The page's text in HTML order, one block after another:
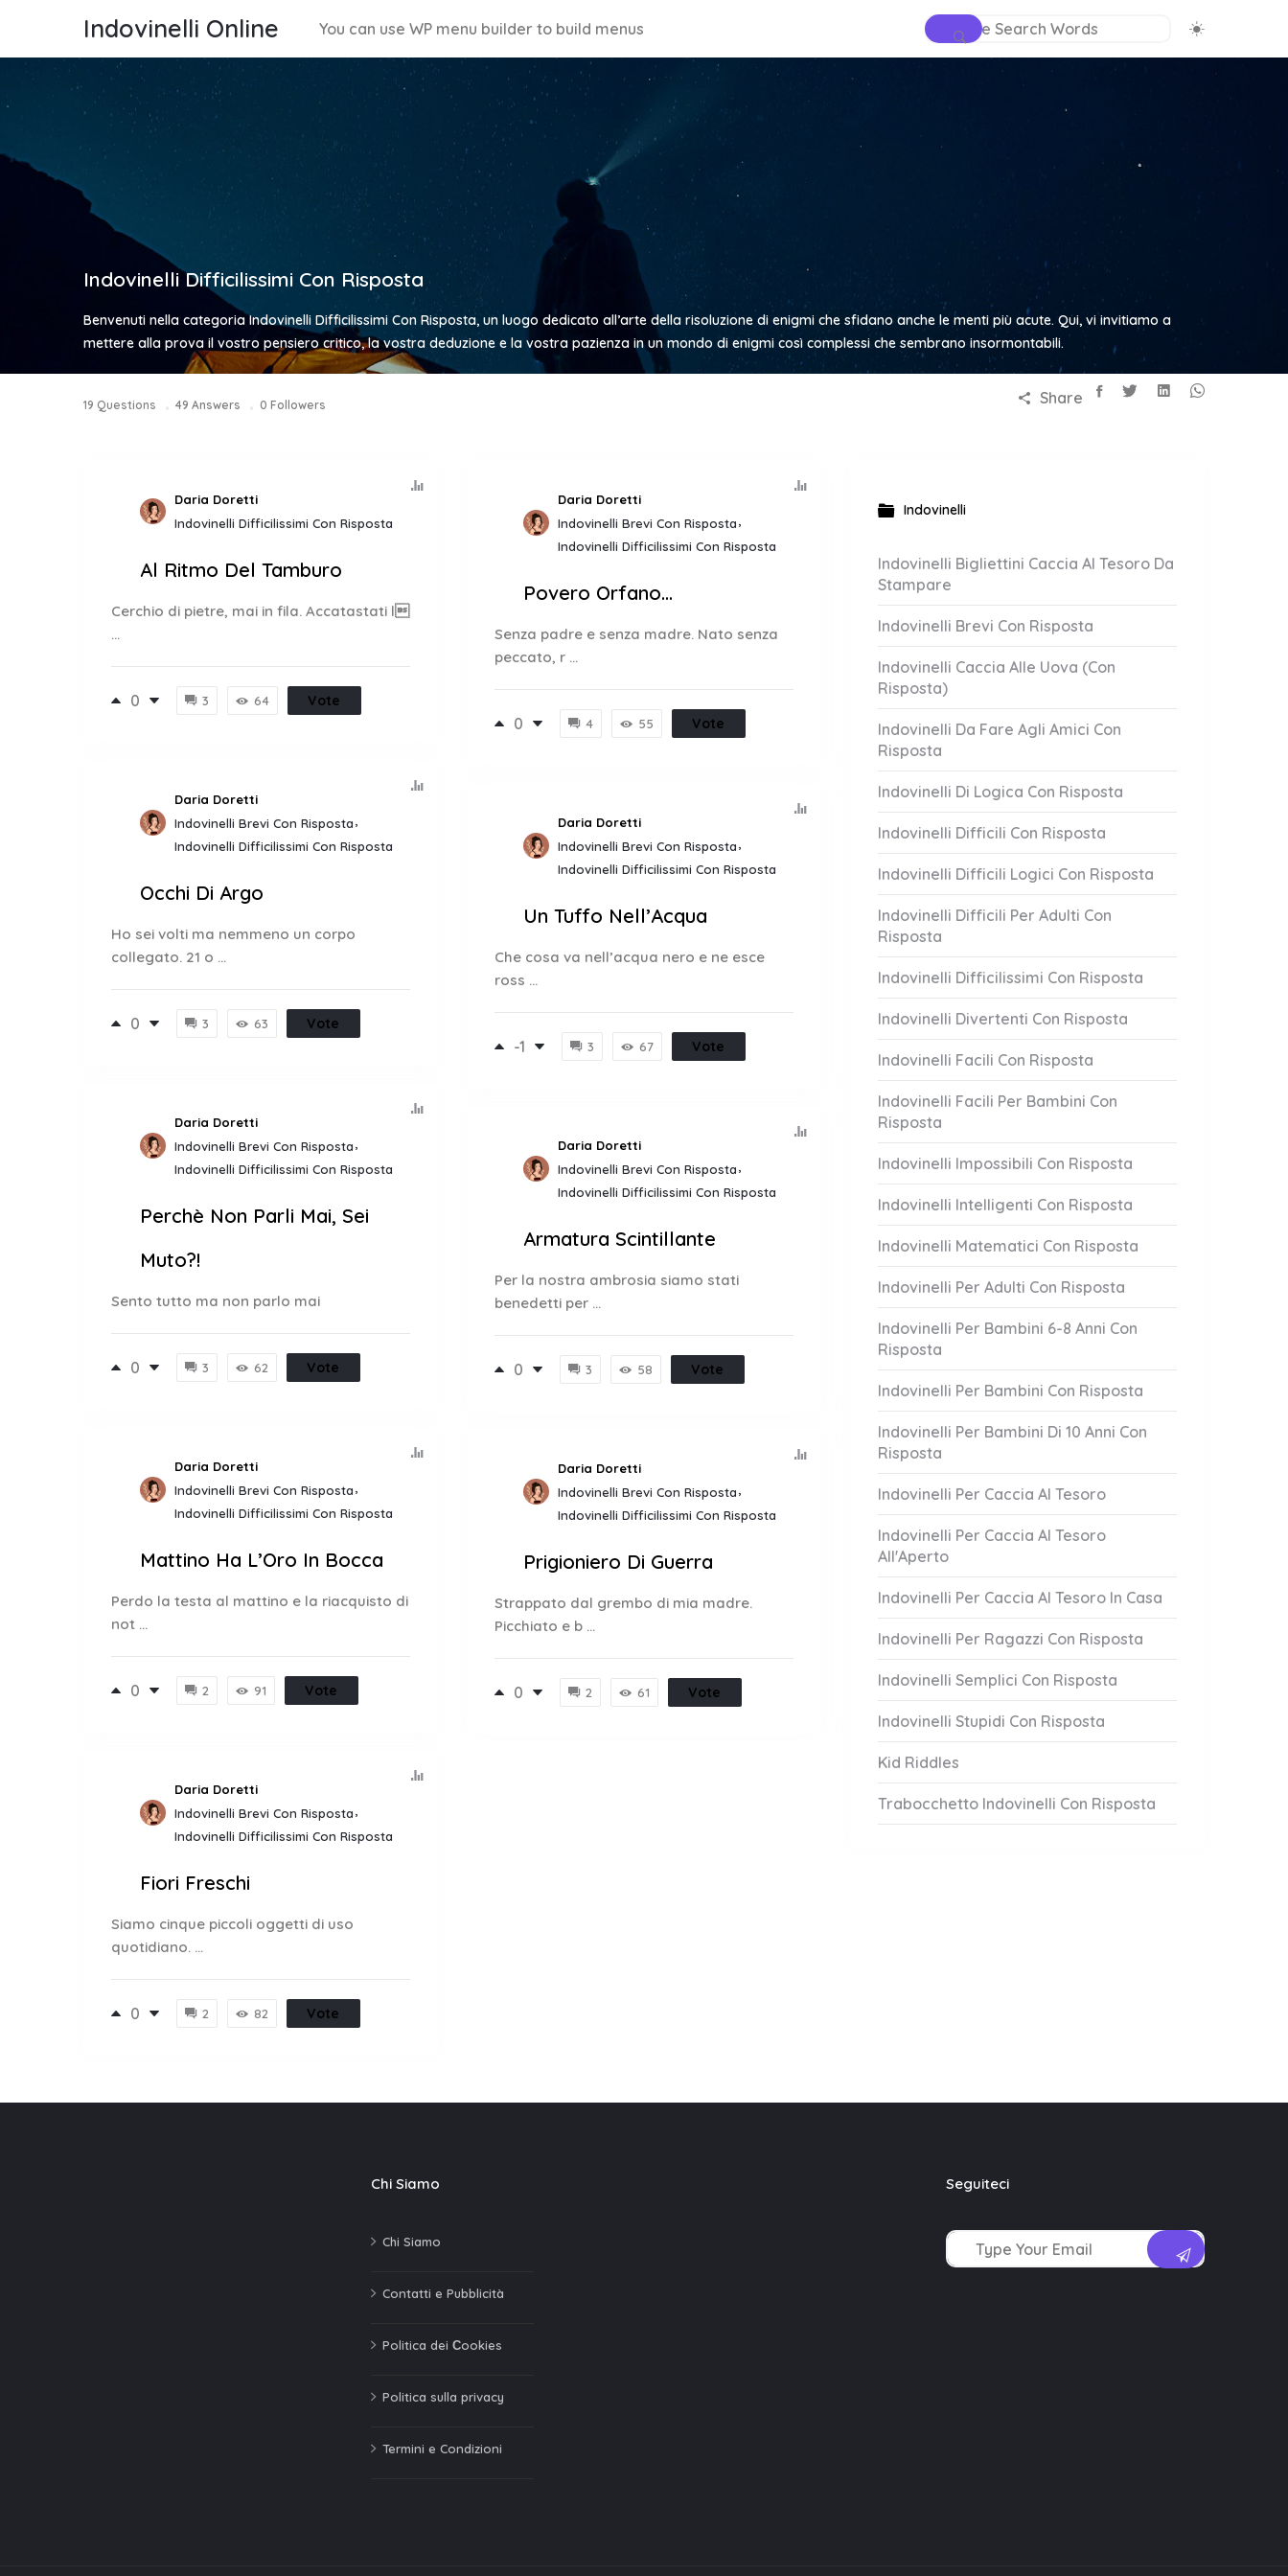
Indovinelli Online You can use WP menu builder to build menus
Indovinelli Difficilissimi Con Risposta
Benvenuti nella categoria Indovinelli Difficilissimi Con Risposta, un luogo dedicato all’arte della risoluzione di enigmi che sfidano anche le menti più acute. Qui, vi invitiamo a
mettere alla prova il vostro pensiero critico, la vostra deduzione e la vostra pazienza in un mondo di enigmi così complessi che sembrano insormontabili.
Share
0 Followers
49 Answers
19 Questions
Daria Doretti
Indovinelli Difficilissimi Con Risposta
Al Ritmo Del Tamburo
Cerchio di pietre, mai in fila. Accatastati l
...
0 3 64 Vote
Daria Doretti
Indovinelli Brevi Con Risposta
Indovinelli Difficilissimi Con Risposta
Povero Orfano…
Senza padre e senza madre. Nato senza
peccato, r ...
0 4 55 Vote
Daria Doretti
Indovinelli Brevi Con Risposta
Indovinelli Difficilissimi Con Risposta
Occhi Di Argo
Ho sei volti ma nemmeno un corpo
collegato. 21 o ...
0 3 63 Vote
Daria Doretti
Indovinelli Brevi Con Risposta
Indovinelli Difficilissimi Con Risposta
Un Tuffo Nell’Acqua
Che cosa va nell’acqua nero e ne esce
ross ...
-1 3 67 Vote
Daria Doretti
Indovinelli Brevi Con Risposta
Indovinelli Difficilissimi Con Risposta
Perchè Non Parli Mai, Sei
Muto?!
Sento tutto ma non parlo mai
0 3 62 Vote
Daria Doretti
Indovinelli Brevi Con Risposta
Indovinelli Difficilissimi Con Risposta
Armatura Scintillante
Per la nostra ambrosia siamo stati
benedetti per ...
0 3 58 Vote
Daria Doretti
Indovinelli Brevi Con Risposta
Indovinelli Difficilissimi Con Risposta
Mattino Ha L’Oro In Bocca
Perdo la testa al mattino e la riacquisto di
not ...
0 2 91 Vote
Daria Doretti
Indovinelli Brevi Con Risposta
Indovinelli Difficilissimi Con Risposta
Prigioniero Di Guerra
Strappato dal grembo di mia madre.
Picchiato e b ...
0 2 61 Vote
Daria Doretti
Indovinelli Brevi Con Risposta
Indovinelli Difficilissimi Con Risposta
Fiori Freschi
Siamo cinque piccoli oggetti di uso
quotidiano. ...
0 2 82 Vote
Indovinelli
Indovinelli Bigliettini Caccia Al Tesoro Da
Stampare
Indovinelli Brevi Con Risposta
Indovinelli Caccia Alle Uova (Con
Risposta)
Indovinelli Da Fare Agli Amici Con
Risposta
Indovinelli Di Logica Con Risposta
Indovinelli Difficili Con Risposta
Indovinelli Difficili Logici Con Risposta
Indovinelli Difficili Per Adulti Con
Risposta
Indovinelli Difficilissimi Con Risposta
Indovinelli Divertenti Con Risposta
Indovinelli Facili Con Risposta
Indovinelli Facili Per Bambini Con
Risposta
Indovinelli Impossibili Con Risposta
Indovinelli Intelligenti Con Risposta
Indovinelli Matematici Con Risposta
Indovinelli Per Adulti Con Risposta
Indovinelli Per Bambini 6-8 Anni Con
Risposta
Indovinelli Per Bambini Con Risposta
Indovinelli Per Bambini Di 10 Anni Con
Risposta
Indovinelli Per Caccia Al Tesoro
Indovinelli Per Caccia Al Tesoro
All'Aperto
Indovinelli Per Caccia Al Tesoro In Casa
Indovinelli Per Ragazzi Con Risposta
Indovinelli Semplici Con Risposta
Indovinelli Stupidi Con Risposta
Kid Riddles
Trabocchetto Indovinelli Con Risposta
Chi Siamo
Chi Siamo
Contatti e Pubblicità
Politica dei Сookies
Politica sulla privacy
Termini e Condizioni
Seguiteci